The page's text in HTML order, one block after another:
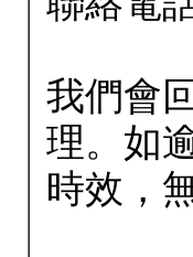
我們會
理。如
時效，